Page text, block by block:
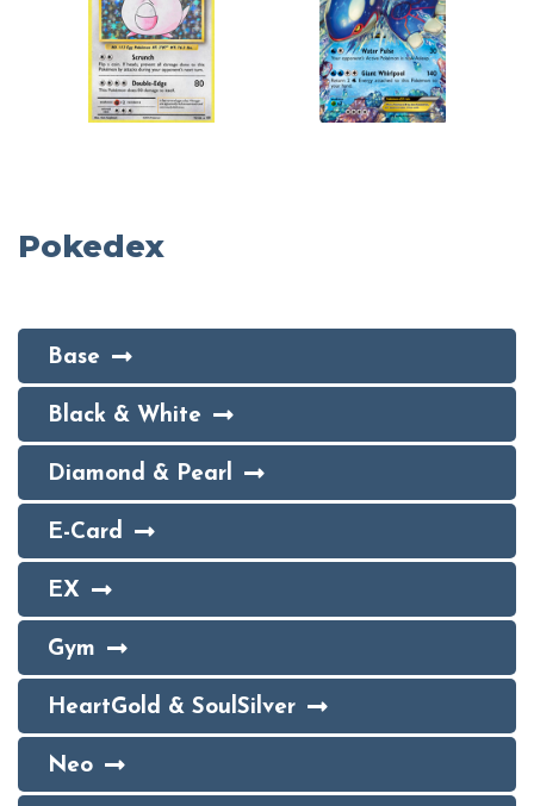
Pokedex
Base
Black & White
Diamond & Pearl
E-Card
EX
Gym
HeartGold & SoulSilver
Neo